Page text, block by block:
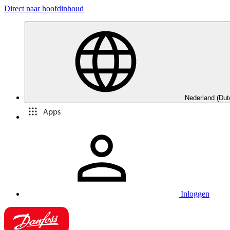
Direct naar hoofdinhoud
Nederland
Apps
Inloggen